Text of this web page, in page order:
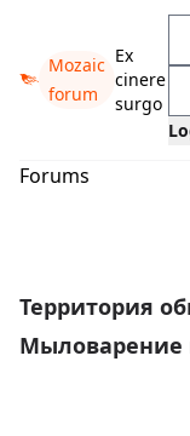
Mozaic
forum
Ex
cinere
surgo
Forums
Территория
Мыловарение